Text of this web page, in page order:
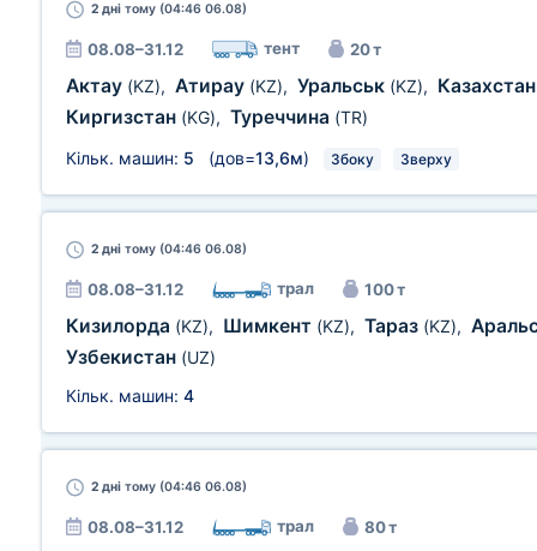
2 дні тому (04:46 06.08)
08.08–31.12 тент 20 т
Актау (KZ), Атирау (KZ), Уральськ (KZ),
Киргизстан (KG), Туреччина (TR)
Кільк. машин: 5 (дов=13,6м) Збоку Зверху
2 дні тому (04:46 06.08)
08.08–31.12 трал 100 т
Кизилорда (KZ), Шимкент (KZ), Тараз (KZ),
Узбекистан (UZ)
Кільк. машин: 4
2 дні тому (04:46 06.08)
08.08–31.12 трал 80 т